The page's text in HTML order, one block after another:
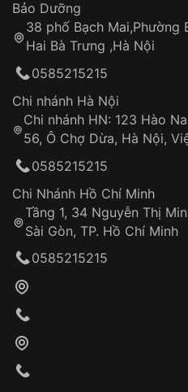
Thời gian tính từ khi
công
Hotline: 0585 215 215
Từ khóa SEO:
Khách hàng kiểm tra
Sản phẩm đã bị:
Tự ý sửa chữa
thống VNLUX
Đảm bảo quyền lợi
Đồng hành cùng
trình sử dụng
Bảo Dưỡng
38 phố Bạch Mai,Phường
Hai Bà Trưng ,Hà Nội
0585215215
Chi nhánh Hà Nội
Chi nhánh HN: 123 Hào
56, Ô Chợ Dừa, Hà Nội,
0585215215
Chi Nhánh Hồ Chí Minh
Tầng 1, 34 Nguyễn Thị
Sài Gòn, TP. Hồ Chí Minh
0585215215